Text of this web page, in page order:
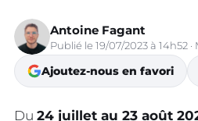
Antoine Fagant
Publié le 19/07/2023 à 14h52 ·
Ajoutez-nous en favori
Du 24 juillet au 23 août